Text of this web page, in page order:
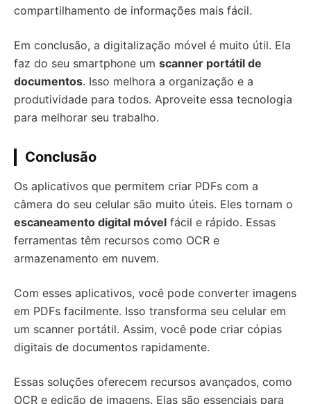
compartilhamento de informações mais fácil.
Em conclusão, a digitalização móvel é muito útil. Ela
faz do seu smartphone um scanner portátil de
documentos. Isso melhora a organização e a
produtividade para todos. Aproveite essa tecnologia
para melhorar seu trabalho.
Conclusão
Os aplicativos que permitem criar PDFs com a
câmera do seu celular são muito úteis. Eles tornam o
escaneamento digital móvel fácil e rápido. Essas
ferramentas têm recursos como OCR e
armazenamento em nuvem.
Com esses aplicativos, você pode converter imagens
em PDFs facilmente. Isso transforma seu celular em
um scanner portátil. Assim, você pode criar cópias
digitais de documentos rapidamente.
Essas soluções oferecem recursos avançados, como
OCR e edição de imagens. Elas são essenciais para